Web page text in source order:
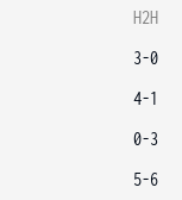
H2H
3-0
4-1
0-3
5-6